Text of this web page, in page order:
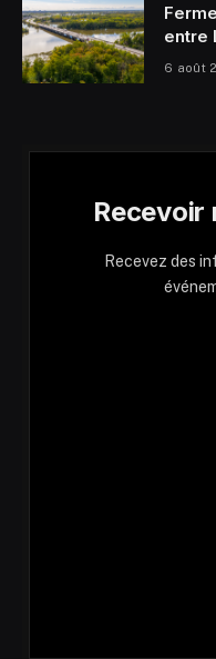
entre
6 août
Recevez des